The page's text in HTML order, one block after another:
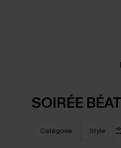
SOIRÉE
Catégorie Style